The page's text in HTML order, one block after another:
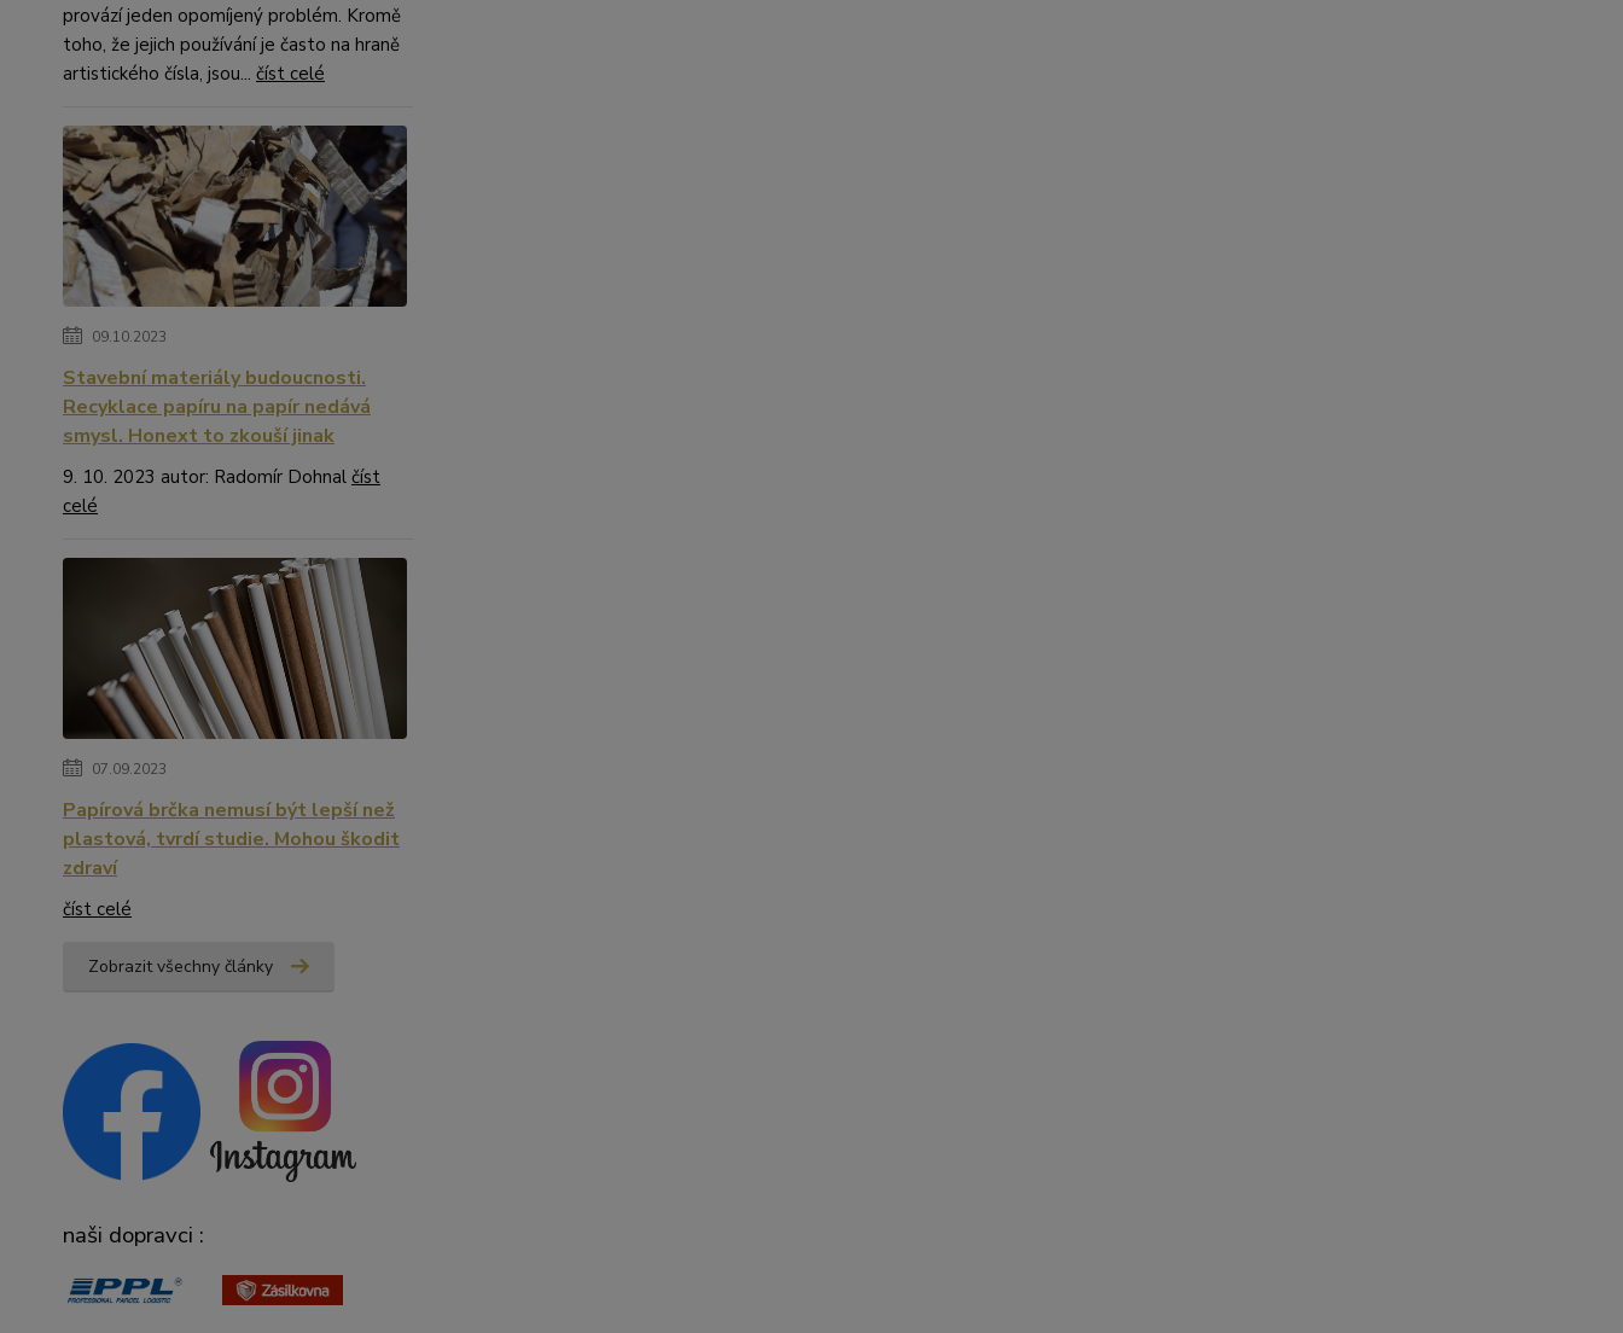
provází jeden opomíjený problém. Kromě
toho, že jejich používání je často na hraně
artistického čísla, jsou... číst celé
09.10.2023
Stavební materiály budoucnosti.
Recyklace papíru na papír nedává
smysl. Honext to zkouší jinak
9. 10. 2023 autor: Radomír Dohnal číst
celé
07.09.2023
Papírová brčka nemusí být lepší než
plastová, tvrdí studie. Mohou škodit
zdraví
číst celé
Zobrazit všechny články
naši dopravci :